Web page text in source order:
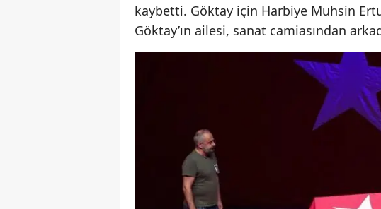
kaybetti. Göktay için Harbiye Muhsin
Göktay’ın ailesi, sanat camiasından